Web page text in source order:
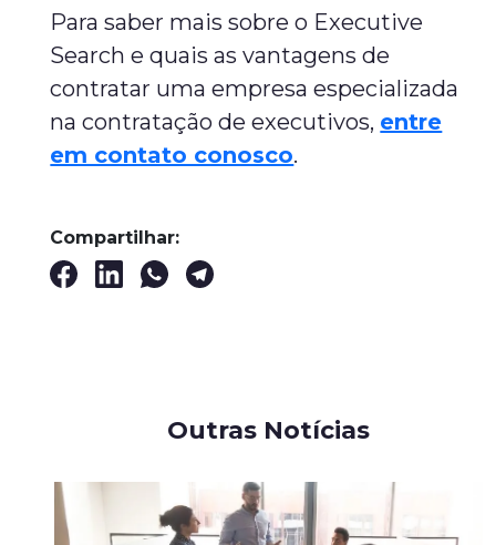
Para saber mais sobre o Executive
Search e quais as vantagens de
contratar uma empresa especializada
na contratação de executivos, entre
em contato conosco.
Compartilhar:
Outras Notícias